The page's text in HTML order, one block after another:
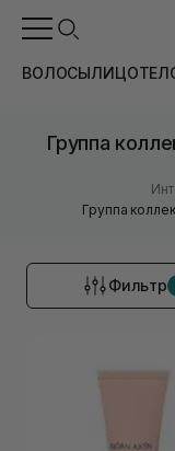
ВОЛОСЫЛИЦО
Группа
Группа
Фильтр